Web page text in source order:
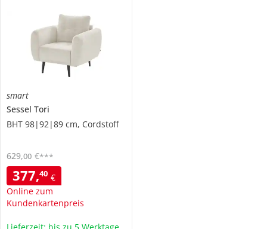
smart
Sessel Tori
BHT 98|92|89 cm, Cordstoff
377,40 €
Online zum
Kundenkartenpreis
629,00 €***
Lieferzeit: bis zu 5 Werktage